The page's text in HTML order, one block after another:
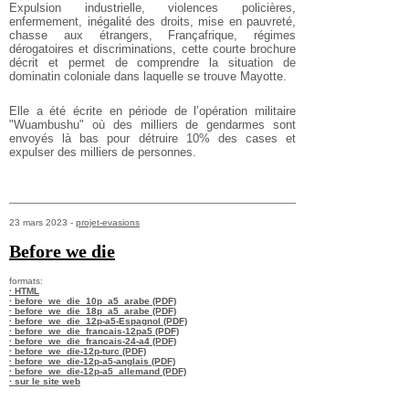
Expulsion industrielle, violences policières,
enfermement, inégalité des droits, mise en pauvreté,
chasse aux étrangers, Françafrique, régimes
dérogatoires et discriminations, cette courte brochure
décrit et permet de comprendre la situation de
dominatin coloniale dans laquelle se trouve Mayotte.
Elle a été écrite en période de l’opération militaire
"Wuambushu" où des milliers de gendarmes sont
envoyés là bas pour détruire 10% des cases et
expulser des milliers de personnes.
23 mars 2023 - projet-evasions
Before we die
formats:
· HTML
· before_we_die_10p_a5_arabe (PDF)
· before_we_die_18p_a5_arabe (PDF)
· before_we_die_12p-a5-Espagnol (PDF)
· before_we_die_francais-12pa5 (PDF)
· before_we_die_francais-24-a4 (PDF)
· before_we_die-12p-turc (PDF)
· before_we_die-12p-a5-anglais (PDF)
· before_we_die-12p-a5_allemand (PDF)
· sur le site web